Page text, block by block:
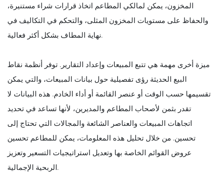
المخزون، يمكن لمالكي المطاعم اتخاذ قرارات شراء مستنيرة،
والحفاظ على مستويات المخزون المثلى، والتحكم في التكاليف في
نهاية المطاف بشكل أكثر فعالية.
ميزة أخرى مهمة هي تتبع المبيعات وإعداد التقارير. توفر أنظمة نقاط
البيع الحديثة رؤى تفصيلية حول بيانات المبيعات، والتي يمكن
تقسيمها حسب الوقت أو عنصر القائمة أو أداء الخادم. هذه البيانات لا
تقدر بثمن لأصحاب المطاعم والمديرين، لأنها تساعد في تحديد
اتجاهات المبيعات والعناصر الشائعة والمجالات التي تحتاج إلى
تحسين. من خلال تحليل هذه المعلومات، يمكن للمطاعم تحسين
عروض القوائم الخاصة بها وتعديل استراتيجيات التسعير وتعزيز
الربحية الإجمالية.